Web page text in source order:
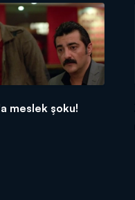
meslek şoku!